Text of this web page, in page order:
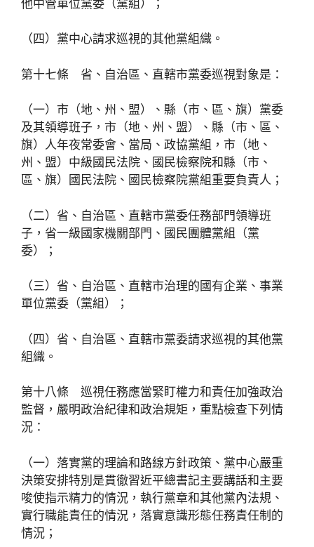
他中管單位黨委（黨組）；
（四）黨中心請求巡視的其他黨組織。
第十七條 省、自治區、直轄市黨委巡視對象是：
（一）市（地、州、盟）、縣（市、區、旗）黨委
及其領導班子，市（地、州、盟）、縣（市、區、
旗）人年夜常委會、當局、政協黨組，市（地、
州、盟）中級國民法院、國民檢察院和縣（市、
區、旗）國民法院、國民檢察院黨組重要負責人；
（二）省、自治區、直轄市黨委任務部門領導班
子，省一級國家機關部門、國民團體黨組（黨
委）；
（三）省、自治區、直轄市治理的國有企業、事業
單位黨委（黨組）；
（四）省、自治區、直轄市黨委請求巡視的其他黨
組織。
第十八條 巡視任務應當緊盯權力和責任加強政治
監督，嚴明政治紀律和政治規矩，重點檢查下列情
況：
（一）落實黨的理論和路線方針政策、黨中心嚴重
決策安排特別是貫徹習近平總書記主要講話和主要
唆使指示精力的情況，執行黨章和其他黨內法規、
實行職能責任的情況，落實意識形態任務責任制的
情況；